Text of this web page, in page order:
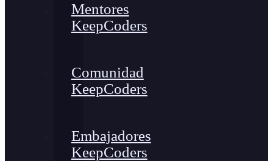
Mentores
KeepCoders
Comunidad
KeepCoders
Embajadores
KeepCoders